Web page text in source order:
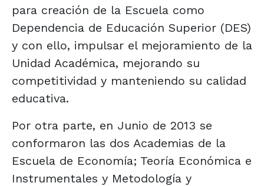
para creación de la Escuela como
Dependencia de Educación Superior (DES)
y con ello, impulsar el mejoramiento de la
Unidad Académica, mejorando su
competitividad y manteniendo su calidad
educativa.
Por otra parte, en Junio de 2013 se
conformaron las dos Academias de la
Escuela de Economía; Teoría Económica e
Instrumentales y Metodología y